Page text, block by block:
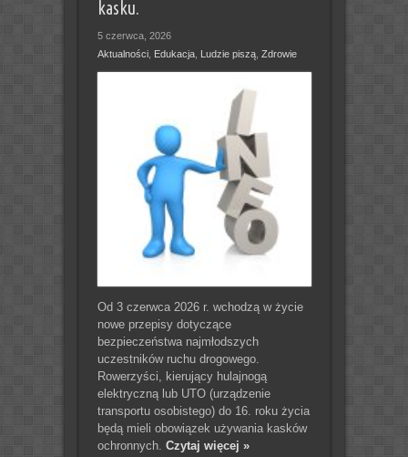
kasku.
5 czerwca, 2026
Aktualności, Edukacja, Ludzie piszą, Zdrowie
Od 3 czerwca 2026 r. wchodzą w życie
nowe przepisy dotyczące
bezpieczeństwa najmłodszych
uczestników ruchu drogowego.
Rowerzyści, kierujący hulajnogą
elektryczną lub UTO (urządzenie
transportu osobistego) do 16. roku życia
będą mieli obowiązek używania kasków
ochronnych. Czytaj więcej »